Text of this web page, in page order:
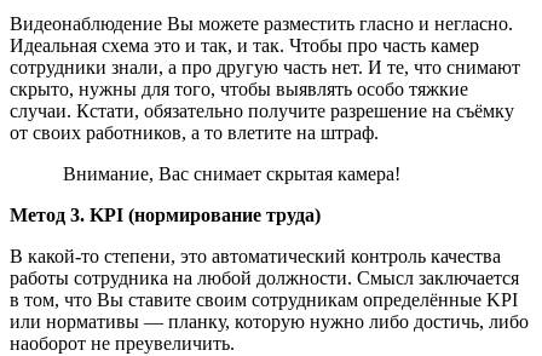
Видеонаблюдение Вы можете разместить гласно и негласно.
Идеальная схема это и так, и так. Чтобы про часть камер
сотрудники знали, а про другую часть нет. И те, что снимают
скрыто, нужны для того, чтобы выявлять особо тяжкие
случаи. Кстати, обязательно получите разрешение на съёмку
от своих работников, а то влетите на штраф.
Внимание, Вас снимает скрытая камера!
Метод 3. KPI (нормирование труда)
В какой-то степени, это автоматический контроль качества
работы сотрудника на любой должности. Смысл заключается
в том, что Вы ставите своим сотрудникам определённые KPI
или нормативы — планку, которую нужно либо достичь, либо
наоборот не преувеличить.